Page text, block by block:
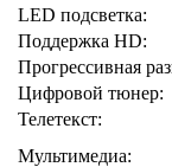
LED подсветка:
Поддержка HD:
Прогрессивная
Цифровой тюнер:
Телетекст:
Мультимедиа: